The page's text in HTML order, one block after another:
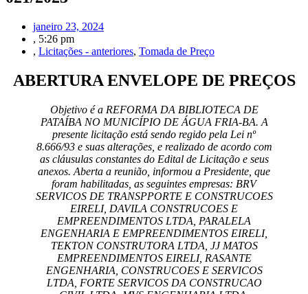
janeiro 23, 2024
, 5:26 pm
, Licitações - anteriores, Tomada de Preço
ABERTURA ENVELOPE DE PREÇOS
Objetivo é a REFORMA DA BIBLIOTECA DE
PATAÍBA NO MUNICÍPIO DE ÁGUA FRIA-BA. A
presente licitação está sendo regido pela Lei nº
8.666/93 e suas alterações, e realizado de acordo com
as cláusulas constantes do Edital de Licitação e seus
anexos. Aberta a reunião, informou a Presidente, que
foram habilitadas, as seguintes empresas: BRV
SERVICOS DE TRANSPPORTE E CONSTRUCOES
EIRELI, DAVILA CONSTRUCOES E
EMPREENDIMENTOS LTDA, PARALELA
ENGENHARIA E EMPREENDIMENTOS EIRELI,
TEKTON CONSTRUTORA LTDA, JJ MATOS
EMPREENDIMENTOS EIRELI, RASANTE
ENGENHARIA, CONSTRUCOES E SERVICOS
LTDA, FORTE SERVICOS DA CONSTRUCAO